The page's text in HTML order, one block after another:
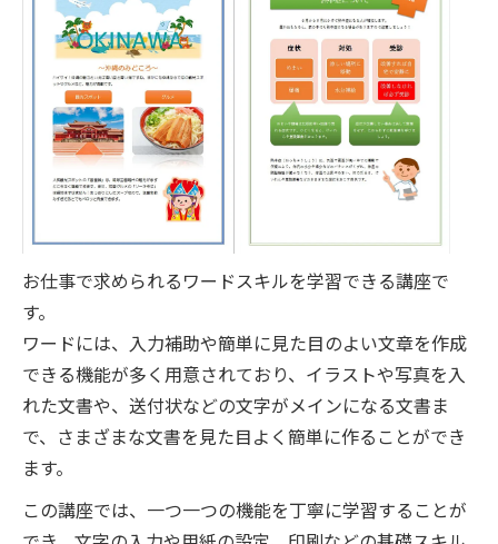
お仕事で求められるワードスキルを学習できる講座で
す。
ワードには、入力補助や簡単に見た目のよい文章を作成
できる機能が多く用意されており、イラストや写真を入
れた文書や、送付状などの文字がメインになる文書ま
で、さまざまな文書を見た目よく簡単に作ることができ
ます。
この講座では、一つ一つの機能を丁寧に学習することが